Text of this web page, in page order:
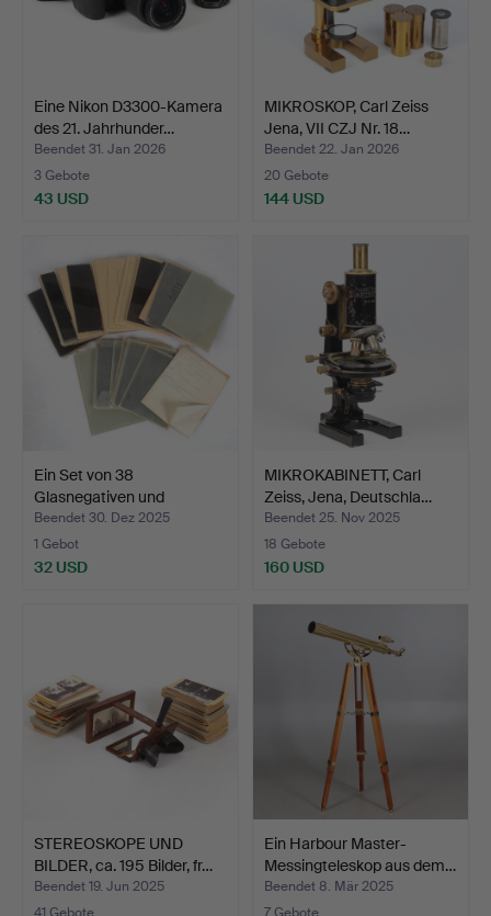
Eine Nikon D3300-Kamera
des 21. Jahrhunder…
Beendet 31. Jan 2026
3 Gebote
43 USD
MIKROSKOP, Carl Zeiss
Jena, VII CZJ Nr. 18…
Beendet 22. Jan 2026
20 Gebote
144 USD
Ein Set von 38
Glasnegativen und
Glasplatt…
Beendet 30. Dez 2025
1 Gebot
32 USD
MIKROKABINETT, Carl
Zeiss, Jena, Deutschla…
Beendet 25. Nov 2025
18 Gebote
160 USD
STEREOSKOPE UND
BILDER, ca. 195 Bilder, fr…
Beendet 19. Jun 2025
41 Gebote
Ein Harbour Master-
Messingteleskop aus dem…
Beendet 8. Mär 2025
7 Gebote